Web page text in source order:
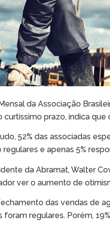
da Associação
curtíssimo prazo, indica
52% das associadas
regulares e apenas 5%
da Abramat, Walter
ver o aumento de
das vendas de
foram regulares. Porém,